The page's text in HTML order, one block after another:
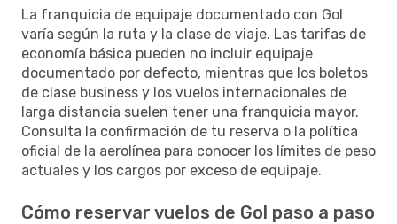
La franquicia de equipaje documentado con Gol
varía según la ruta y la clase de viaje. Las tarifas de
economía básica pueden no incluir equipaje
documentado por defecto, mientras que los boletos
de clase business y los vuelos internacionales de
larga distancia suelen tener una franquicia mayor.
Consulta la confirmación de tu reserva o la política
oficial de la aerolínea para conocer los límites de peso
actuales y los cargos por exceso de equipaje.
Cómo reservar vuelos de Gol paso a paso